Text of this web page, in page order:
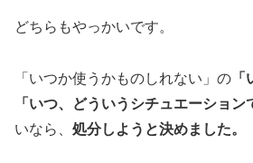
どちらもやっかいです。
「いつか使うかものしれない」の 「
「いつ、どういうシチュエーション
いなら、 処分しようと決めました。